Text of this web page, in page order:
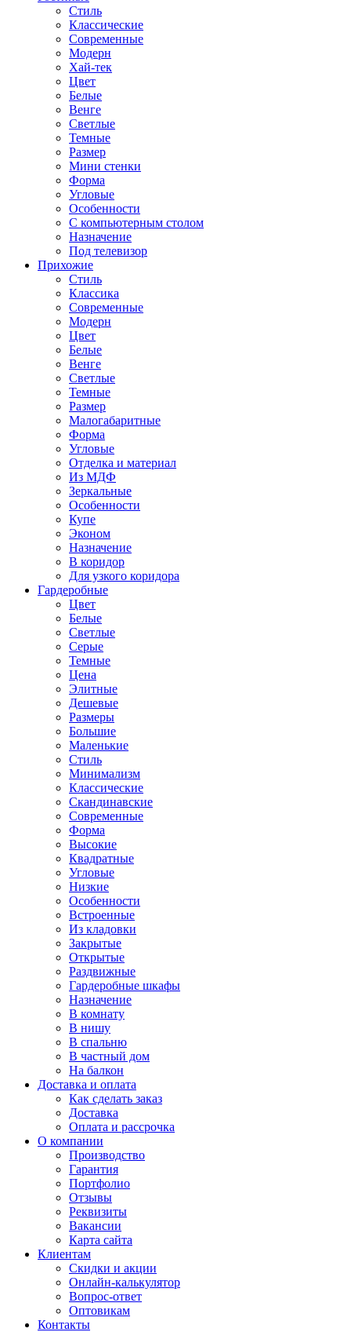
Стиль
Классические
Современные
Модерн
Хай-тек
Цвет
Белые
Венге
Светлые
Темные
Размер
Мини стенки
Форма
Угловые
Особенности
С компьютерным столом
Назначение
Под телевизор
Прихожие
Стиль
Классика
Современные
Модерн
Цвет
Белые
Венге
Светлые
Темные
Размер
Малогабаритные
Форма
Угловые
Отделка и материал
Из МДФ
Зеркальные
Особенности
Купе
Эконом
Назначение
В коридор
Для узкого коридора
Гардеробные
Цвет
Белые
Светлые
Серые
Темные
Цена
Элитные
Дешевые
Размеры
Большие
Маленькие
Стиль
Минимализм
Классические
Скандинавские
Современные
Форма
Высокие
Квадратные
Угловые
Низкие
Особенности
Встроенные
Из кладовки
Закрытые
Открытые
Раздвижные
Гардеробные шкафы
Назначение
В комнату
В нишу
В спальню
В частный дом
На балкон
Доставка и оплата
Как сделать заказ
Доставка
Оплата и рассрочка
О компании
Производство
Гарантия
Портфолио
Отзывы
Реквизиты
Вакансии
Карта сайта
Клиентам
Скидки и акции
Онлайн-калькулятор
Вопрос-ответ
Оптовикам
Контакты